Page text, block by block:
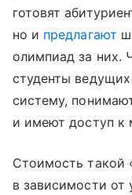
готовят
но и предлагают
олимпиад за них.
студенты
систему,
и имеют доступ к
Стоимость такой
в зависимости